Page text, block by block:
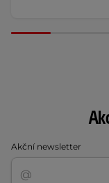
Akční newsletter